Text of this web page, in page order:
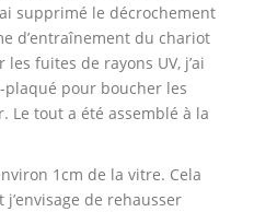
supprimé le décrochement
d’entraînement du chariot
fuites de rayons UV, j’ai
pour boucher les
Le tout a été assemblé à la
1cm de la vitre. Cela
de rehausser